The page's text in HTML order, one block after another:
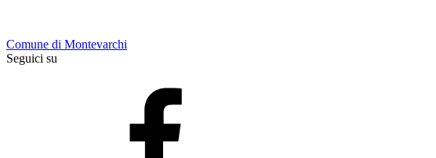
Comune di Montevarchi
Seguici su